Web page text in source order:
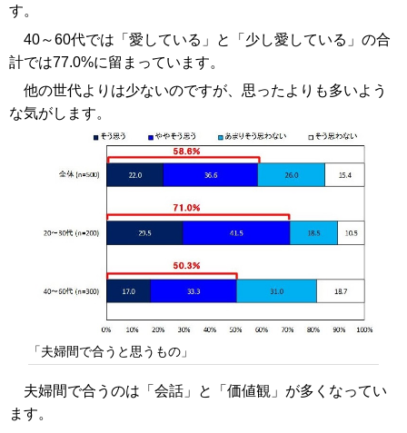
す。
40～60代では「愛している」と「少し愛している」の合
計では77.0%に留まっています。
他の世代よりは少ないのですが、思ったよりも多いよう
な気がします。
「夫婦間で合うと思うもの」
夫婦間で合うのは「会話」と「価値観」が多くなってい
ます。